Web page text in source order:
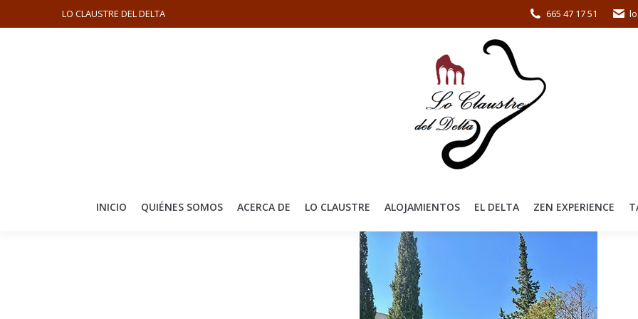
LO CLAUSTRE DEL DELTA 665 47 17 51
INICIO QUIÉNES SOMOS ACERCA DE LO CLAUSTRE ALOJAMIENTOS EL DELTA ZEN EXPERIENCE